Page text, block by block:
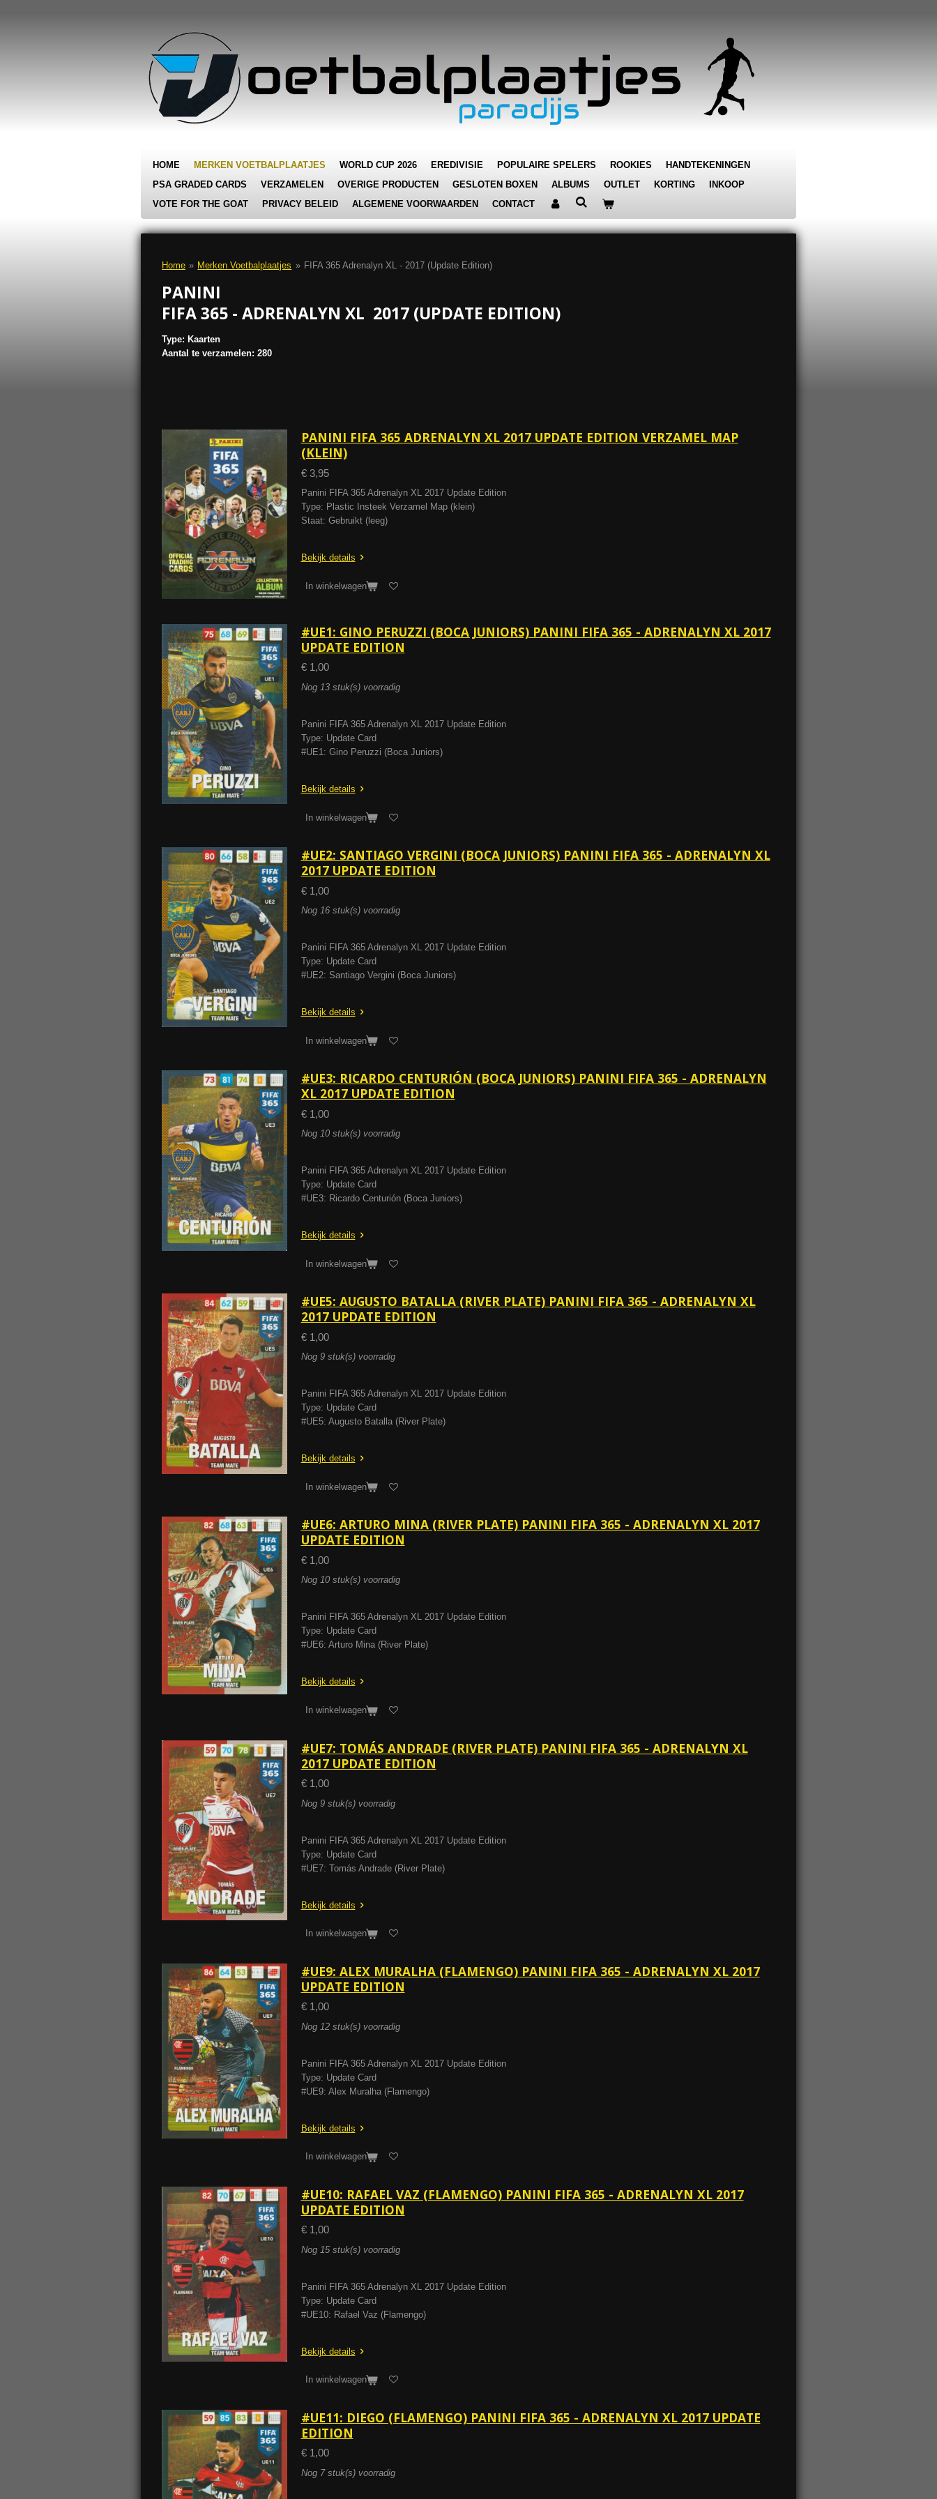
HOME MERKEN VOETBALPLAATJES WORLD CUP 2026 EREDIVISIE POPULAIRE SPELERS ROOKIES
HANDTEKENINGEN
PSA GRADED CARDS
VERZAMELEN OVERIGE PRODUCTEN GESLOTEN BOXEN ALBUMS OUTLET KORTING
INKOOP
VOTE FOR THE GOAT
PRIVACY BELEID ALGEMENE VOORWAARDEN CONTACT
Home » Merken Voetbalplaatjes » FIFA 365 Adrenalyn XL - 2017 (Update Edition)
PANINI
FIFA 365 - ADRENALYN XL 2017 (UPDATE EDITION)
Type: Kaarten
Aantal te verzamelen: 280
PANINI FIFA 365 ADRENALYN XL 2017 UPDATE EDITION VERZAMEL MAP
(KLEIN)
€ 3,95
Panini FIFA 365 Adrenalyn XL 2017 Update Edition
Type: Plastic Insteek Verzamel Map (klein)
Staat: Gebruikt (leeg)
Bekijk details
In winkelwagen
#UE1: GINO PERUZZI (BOCA JUNIORS) PANINI FIFA 365 - ADRENALYN XL 2017
UPDATE EDITION
€ 1,00
Nog 13 stuk(s) voorradig
Panini FIFA 365 Adrenalyn XL 2017 Update Edition
Type: Update Card
#UE1: Gino Peruzzi (Boca Juniors)
Bekijk details
In winkelwagen
#UE2: SANTIAGO VERGINI (BOCA JUNIORS) PANINI FIFA 365 - ADRENALYN XL
2017 UPDATE EDITION
€ 1,00
Nog 16 stuk(s) voorradig
Panini FIFA 365 Adrenalyn XL 2017 Update Edition
Type: Update Card
#UE2: Santiago Vergini (Boca Juniors)
Bekijk details
In winkelwagen
#UE3: RICARDO CENTURIÓN (BOCA JUNIORS) PANINI FIFA 365 - ADRENALYN
XL 2017 UPDATE EDITION
€ 1,00
Nog 10 stuk(s) voorradig
Panini FIFA 365 Adrenalyn XL 2017 Update Edition
Type: Update Card
#UE3: Ricardo Centurión (Boca Juniors)
Bekijk details
In winkelwagen
#UE5: AUGUSTO BATALLA (RIVER PLATE) PANINI FIFA 365 - ADRENALYN XL
2017 UPDATE EDITION
€ 1,00
Nog 9 stuk(s) voorradig
Panini FIFA 365 Adrenalyn XL 2017 Update Edition
Type: Update Card
#UE5: Augusto Batalla (River Plate)
Bekijk details
In winkelwagen
#UE6: ARTURO MINA (RIVER PLATE) PANINI FIFA 365 - ADRENALYN XL 2017
UPDATE EDITION
€ 1,00
Nog 10 stuk(s) voorradig
Panini FIFA 365 Adrenalyn XL 2017 Update Edition
Type: Update Card
#UE6: Arturo Mina (River Plate)
Bekijk details
In winkelwagen
#UE7: TOMÁS ANDRADE (RIVER PLATE) PANINI FIFA 365 - ADRENALYN XL
2017 UPDATE EDITION
€ 1,00
Nog 9 stuk(s) voorradig
Panini FIFA 365 Adrenalyn XL 2017 Update Edition
Type: Update Card
#UE7: Tomás Andrade (River Plate)
Bekijk details
In winkelwagen
#UE9: ALEX MURALHA (FLAMENGO) PANINI FIFA 365 - ADRENALYN XL 2017
UPDATE EDITION
€ 1,00
Nog 12 stuk(s) voorradig
Panini FIFA 365 Adrenalyn XL 2017 Update Edition
Type: Update Card
#UE9: Alex Muralha (Flamengo)
Bekijk details
In winkelwagen
#UE10: RAFAEL VAZ (FLAMENGO) PANINI FIFA 365 - ADRENALYN XL 2017
UPDATE EDITION
€ 1,00
Nog 15 stuk(s) voorradig
Panini FIFA 365 Adrenalyn XL 2017 Update Edition
Type: Update Card
#UE10: Rafael Vaz (Flamengo)
Bekijk details
In winkelwagen
#UE11: DIEGO (FLAMENGO) PANINI FIFA 365 - ADRENALYN XL 2017 UPDATE
EDITION
€ 1,00
Nog 7 stuk(s) voorradig